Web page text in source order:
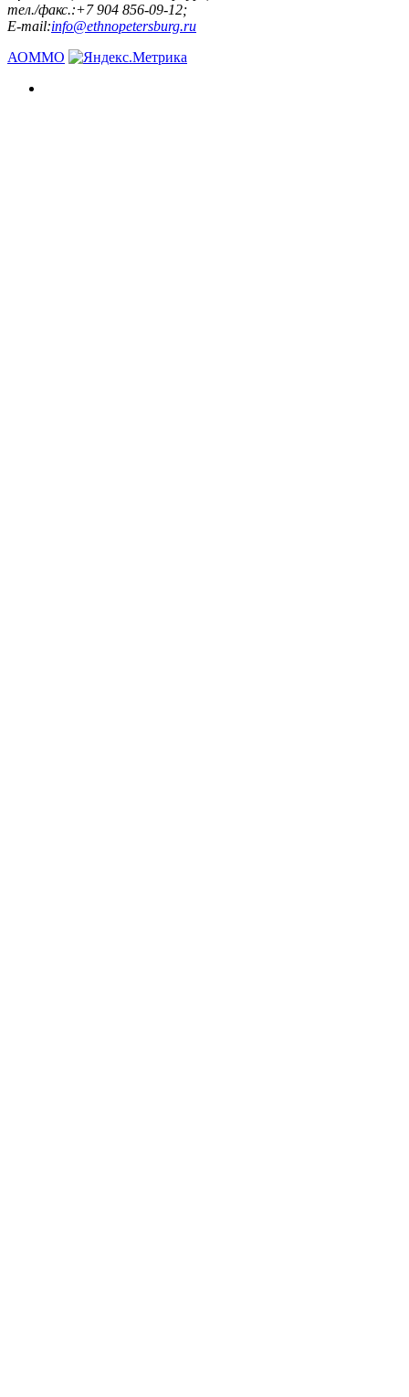
тел./факс.:+7 904 856-09-12;
E-mail:info@ethnopetersburg.ru
АОММО